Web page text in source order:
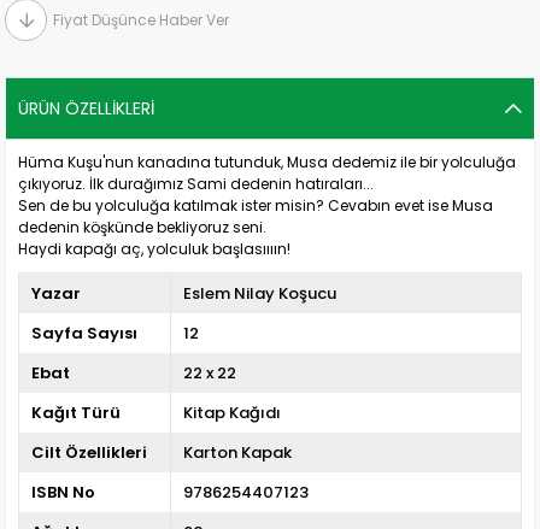
Fiyat Düşünce Haber Ver
ÜRÜN ÖZELLIKLERI
Hüma Kuşu'nun kanadına tutunduk, Musa dedemiz ile bir yolculuğa
çıkıyoruz. İlk durağımız Sami dedenin hatıraları...
Sen de bu yolculuğa katılmak ister misin? Cevabın evet ise Musa
dedenin köşkünde bekliyoruz seni.
Haydi kapağı aç, yolculuk başlasıııın!
Yazar
Eslem Nilay Koşucu
Sayfa Sayısı
12
Ebat
22 x 22
Kağıt Türü
Kitap Kağıdı
Cilt Özellikleri
Karton Kapak
ISBN No
9786254407123